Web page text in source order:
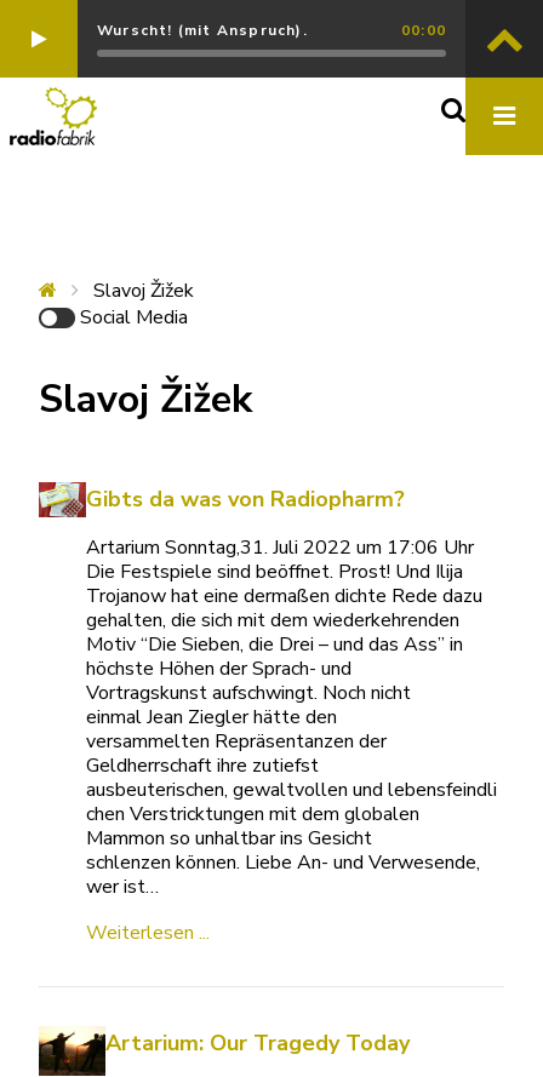
Wurscht! (mit Anspruch). 00:00
Slavoj Žižek
Social Media
Slavoj Žižek
Gibts da was von Radiopharm?
Artarium Sonntag,31. Juli 2022 um 17:06 Uhr
Die Festspiele sind beöffnet. Prost! Und Ilija
Trojanow hat eine dermaßen dichte Rede dazu
gehalten, die sich mit dem wiederkehrenden
Motiv “Die Sieben, die Drei – und das Ass” in
höchste Höhen der Sprach- und
Vortragskunst aufschwingt. Noch nicht
einmal Jean Ziegler hätte den
versammelten Repräsentanzen der
Geldherrschaft ihre zutiefst
ausbeuterischen, gewaltvollen und lebensfeindli
chen Verstricktungen mit dem globalen
Mammon so unhaltbar ins Gesicht
schlenzen können. Liebe An- und Verwesende,
wer ist…
Weiterlesen ...
Artarium: Our Tragedy Today